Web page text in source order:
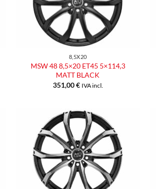
desideri
8,5X20
MSW 48 8,5×20 ET45 5×114,3
MATT BLACK
351,00€ IVA incl.
Aggiungi
alla lista
dei
desideri